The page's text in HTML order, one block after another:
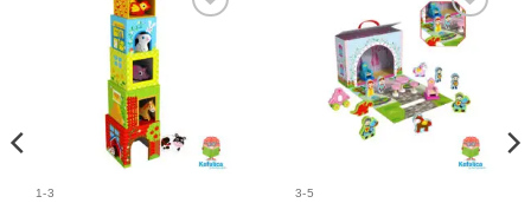
1-3
Sačuvaj
proizvod
3-5